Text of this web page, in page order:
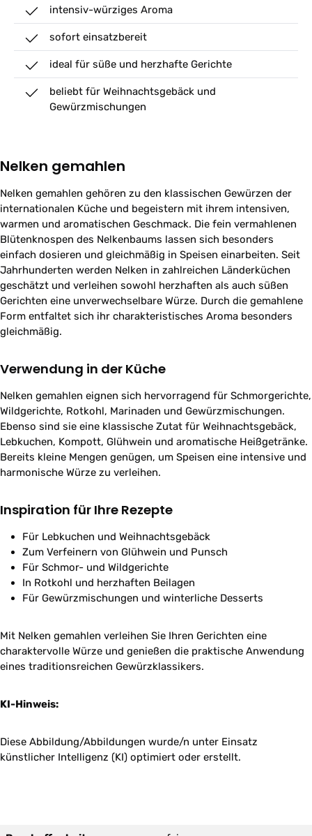
intensiv-würziges Aroma
sofort einsatzbereit
ideal für süße und herzhafte Gerichte
beliebt für Weihnachtsgebäck und
Gewürzmischungen
Nelken gemahlen
Nelken gemahlen gehören zu den klassischen Gewürzen der
internationalen Küche und begeistern mit ihrem intensiven,
warmen und aromatischen Geschmack. Die fein vermahlenen
Blütenknospen des Nelkenbaums lassen sich besonders
einfach dosieren und gleichmäßig in Speisen einarbeiten. Seit
Jahrhunderten werden Nelken in zahlreichen Länderküchen
geschätzt und verleihen sowohl herzhaften als auch süßen
Gerichten eine unverwechselbare Würze. Durch die gemahlene
Form entfaltet sich ihr charakteristisches Aroma besonders
gleichmäßig.
Verwendung in der Küche
Nelken gemahlen eignen sich hervorragend für Schmorgerichte,
Wildgerichte, Rotkohl, Marinaden und Gewürzmischungen.
Ebenso sind sie eine klassische Zutat für Weihnachtsgebäck,
Lebkuchen, Kompott, Glühwein und aromatische Heißgetränke.
Bereits kleine Mengen genügen, um Speisen eine intensive und
harmonische Würze zu verleihen.
Inspiration für Ihre Rezepte
Für Lebkuchen und Weihnachtsgebäck
Zum Verfeinern von Glühwein und Punsch
Für Schmor- und Wildgerichte
In Rotkohl und herzhaften Beilagen
Für Gewürzmischungen und winterliche Desserts
Mit Nelken gemahlen verleihen Sie Ihren Gerichten eine
charaktervolle Würze und genießen die praktische Anwendung
eines traditionsreichen Gewürzklassikers.
KI-Hinweis:
Diese Abbildung/Abbildungen wurde/n unter Einsatz
künstlicher Intelligenz (KI) optimiert oder erstellt.